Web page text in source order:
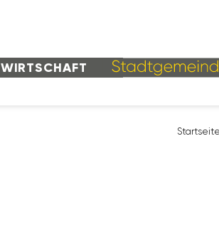
WIRT­SCHAFT
Start­seite